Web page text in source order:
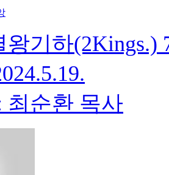
왕기하(2Kings.)
최순환 목사